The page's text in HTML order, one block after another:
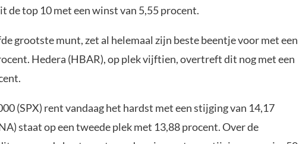
de top 10 met een winst van 5,55 procent.
grootste munt, zet al helemaal zijn beste beentje voor met een
Hedera (HBAR), op plek vijftien, overtreft dit nog met een
(SPX) rent vandaag het hardst met een stijging van 14,17
staat op een tweede plek met 13,88 procent. Over de